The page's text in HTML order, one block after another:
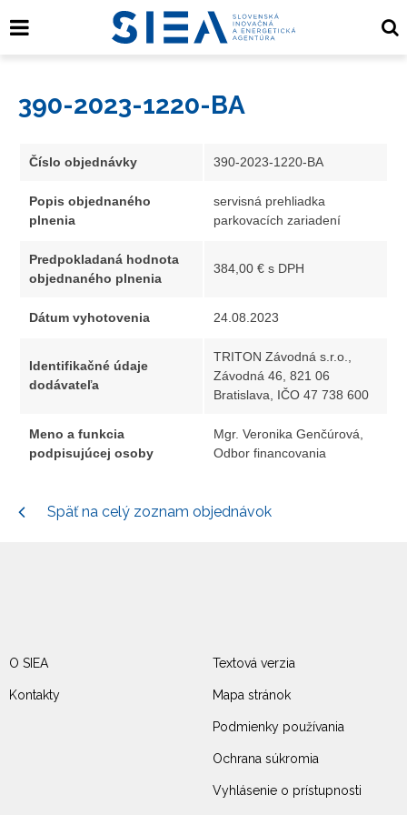
390-2023-1220-BA
Číslo objednávky 390-2023-1220-BA
Popis objednaného
plnenia
servisná prehliadka
parkovacích zariadení
Predpokladaná hodnota
objednaného plnenia
384,00 € s DPH
Dátum vyhotovenia 24.08.2023
Identifikačné údaje
dodávateľa
TRITON Závodná s.r.o.,
Závodná 46, 821 06
Bratislava, IČO 47 738 600
Meno a funkcia
podpisujúcej osoby
Mgr. Veronika Genčúrová,
Odbor financovania
Späť na celý zoznam objednávok
O SIEA
Kontakty
Textová verzia
Mapa stránok
Podmienky používania
Ochrana súkromia
Vyhlásenie o prístupnosti